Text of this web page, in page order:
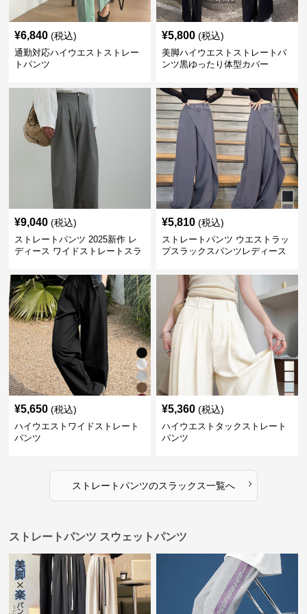
¥6,840 (税込)
通勤対応ハイウエストストレー
トパンツ
¥5,800 (税込)
美脚ハイウエストストレートパ
ンツ黒ゆったり体型カバー
¥9,040 (税込)
ストレートパンツ 2025新作 レ
ディース ワイドストレートスラ
¥5,810 (税込)
ストレートパンツ ウエストラッ
プスラックスパンツレディース
¥5,650 (税込)
ハイウエストワイドストレート
パンツ
¥5,360 (税込)
ハイウエストタックストレート
パンツ
ストレートパンツのスラックス一覧へ ›
ストレートパンツ スウェットパンツ